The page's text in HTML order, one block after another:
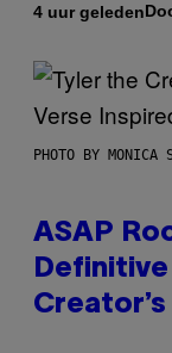
4 uur geleden
PHOTO BY MONICA
ASAP